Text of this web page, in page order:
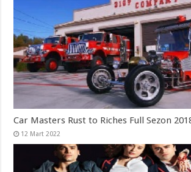
Car Masters Rust to Riches Full Sezon
12 Mart 2022